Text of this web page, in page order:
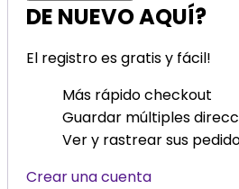
DE NUEVO AQUÍ?
El registro es gratis y fácil!
Más rápido checkout
Guardar múltiples
Ver y rastrear sus
Crear una cuenta